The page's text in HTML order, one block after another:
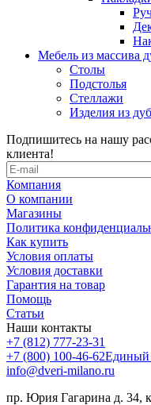
Мебель из массива
Столы
Подстолья
Стеллажи
Изделия из
Подпишитесь на нашу
клиента!
Компания
О компании
Магазины
Политика
Как купить
Условия оплаты
Условия доставки
Гарантия на товар
Помощь
Статьи
Наши контакты
+7 (812) 777-23-31
+7 (800) 100-46-62Единый
info@dveri-milano.ru
пр. Юрия Гагарина д. 34,